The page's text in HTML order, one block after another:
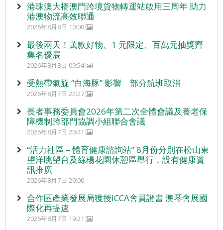
港珠澳大橋澳門跨境貨物轉運站啟用三周年 助力
港澳物流高效聯通
2026年8月8日 10:00
最後兩天！萬款好物、1 元限定、百萬元抽獎齊
集名優展
2026年8月8日 09:54
受熱帶氣旋 “白海豚” 影響 部分航班取消
2026年8月7日 22:27
長者事務委員會2026年第二次全體會議及養老保
障機制跨部門協調小組聯合會議
2026年8月7日 20:41
“活力社區 – 體育健康諮詢站” 8月份分別在松山東
望洋眺望台及綠楊花園休憩區舉行，設有健康資
訊推廣
2026年8月7日 20:00
合作區產業發展局獲授ICCA會員證書 澳琴會展國
際化再提速
2026年8月7日 19:21